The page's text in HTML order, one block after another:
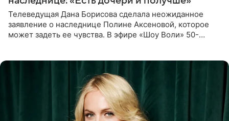
Телеведущая Дана Борисова сделала неожиданное
заявление о наследнице Полине Аксеновой, которое
может задеть ее чувства. В эфире «Шоу Воли» 50-